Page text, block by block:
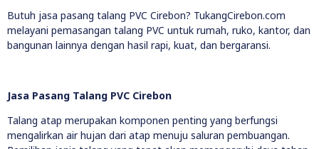
Butuh jasa pasang talang PVC Cirebon? TukangCirebon.com
melayani pemasangan talang PVC untuk rumah, ruko, kantor, dan
bangunan lainnya dengan hasil rapi, kuat, dan bergaransi.
Jasa Pasang Talang PVC Cirebon
Talang atap merupakan komponen penting yang berfungsi
mengalirkan air hujan dari atap menuju saluran pembuangan.